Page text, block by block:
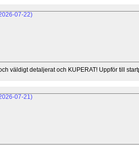
väldigt detaljerat och KUPERAT! Uppför till